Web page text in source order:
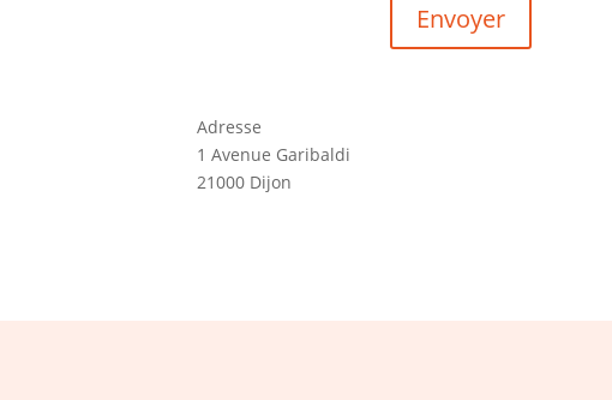
Envoyer
Adresse
1 Avenue Garibaldi
21000 Dijon